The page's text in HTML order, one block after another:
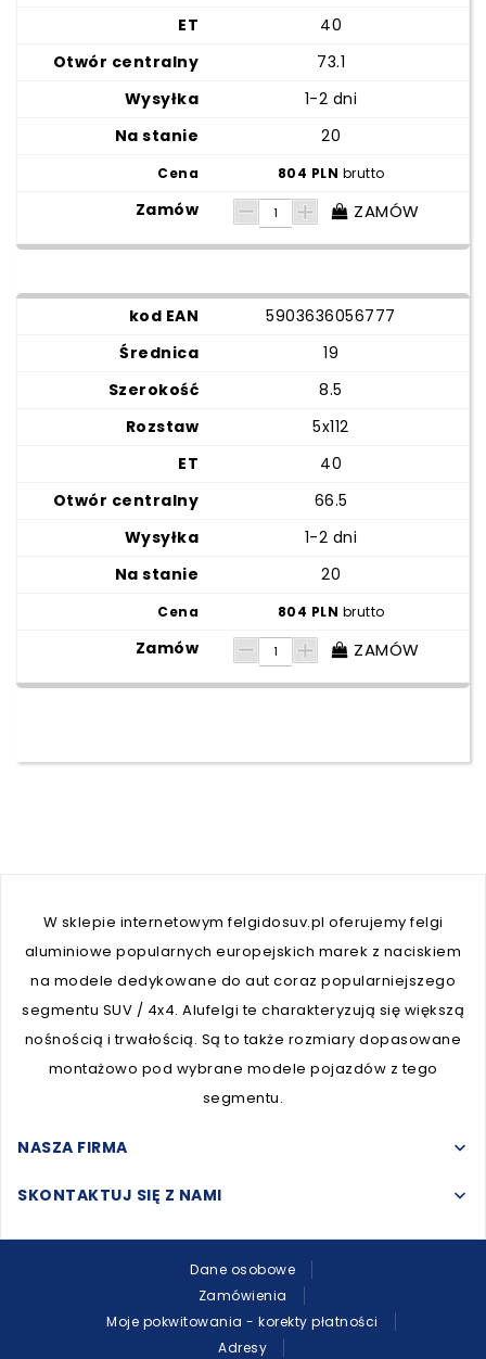
40
73.1
1-2 dni
20
804 PLN brutto
ZAMÓW
5903636056777
19
8.5
5x112
40
66.5
1-2 dni
20
804 PLN brutto
ZAMÓW
W sklepie internetowym felgidosuv.pl oferujemy felgi
aluminiowe popularnych europejskich marek z naciskiem
na modele dedykowane do aut coraz popularniejszego
segmentu SUV / 4x4. Alufelgi te charakteryzują się większą
nośnością i trwałością. Są to także rozmiary dopasowane
montażowo pod wybrane modele pojazdów z tego
segmentu.
NASZA FIRMA keyboard_arrow_down
SKONTAKTUJ SIĘ Z NAMI keyboard_arrow_down
Dane osobowe
Zamówienia
Moje pokwitowania - korekty płatności
Adresy